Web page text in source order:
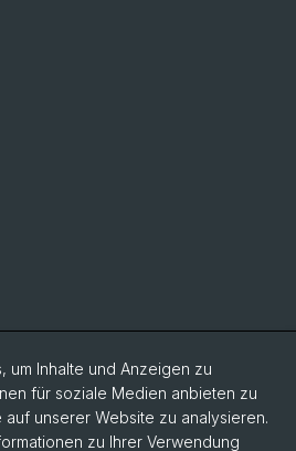
um Inhalte und Anzeigen zu
für soziale Medien anbieten zu
unserer Website zu analysieren.
zu Ihrer Verwendung